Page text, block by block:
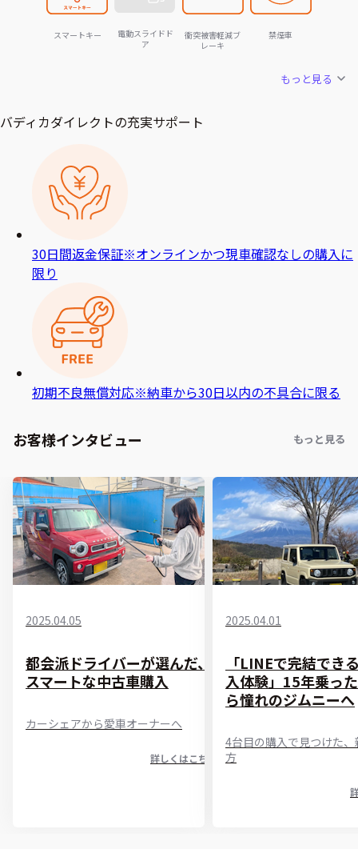
スマートキー
電動スライドド
ア
衝突被害軽減ブ
レーキ
禁煙車
もっと見る
バディカダイレクトの充実サポート
30日間返金保証※オンラインかつ現車確認なしの購入に
限り
初期不良無償対応※納車から30日以内の不具合に限る
お客様インタビュー もっと見る
2025.04.05
都会派ドライバーが選んだ、
スマートな中古車購入
カーシェアから愛車オーナーへ
詳しくはこちら
2025.04.01
「LINEで完結でき
入体験」15年乗っ
ら憧れのジムニーへ
4台目の購入で見つけた
方